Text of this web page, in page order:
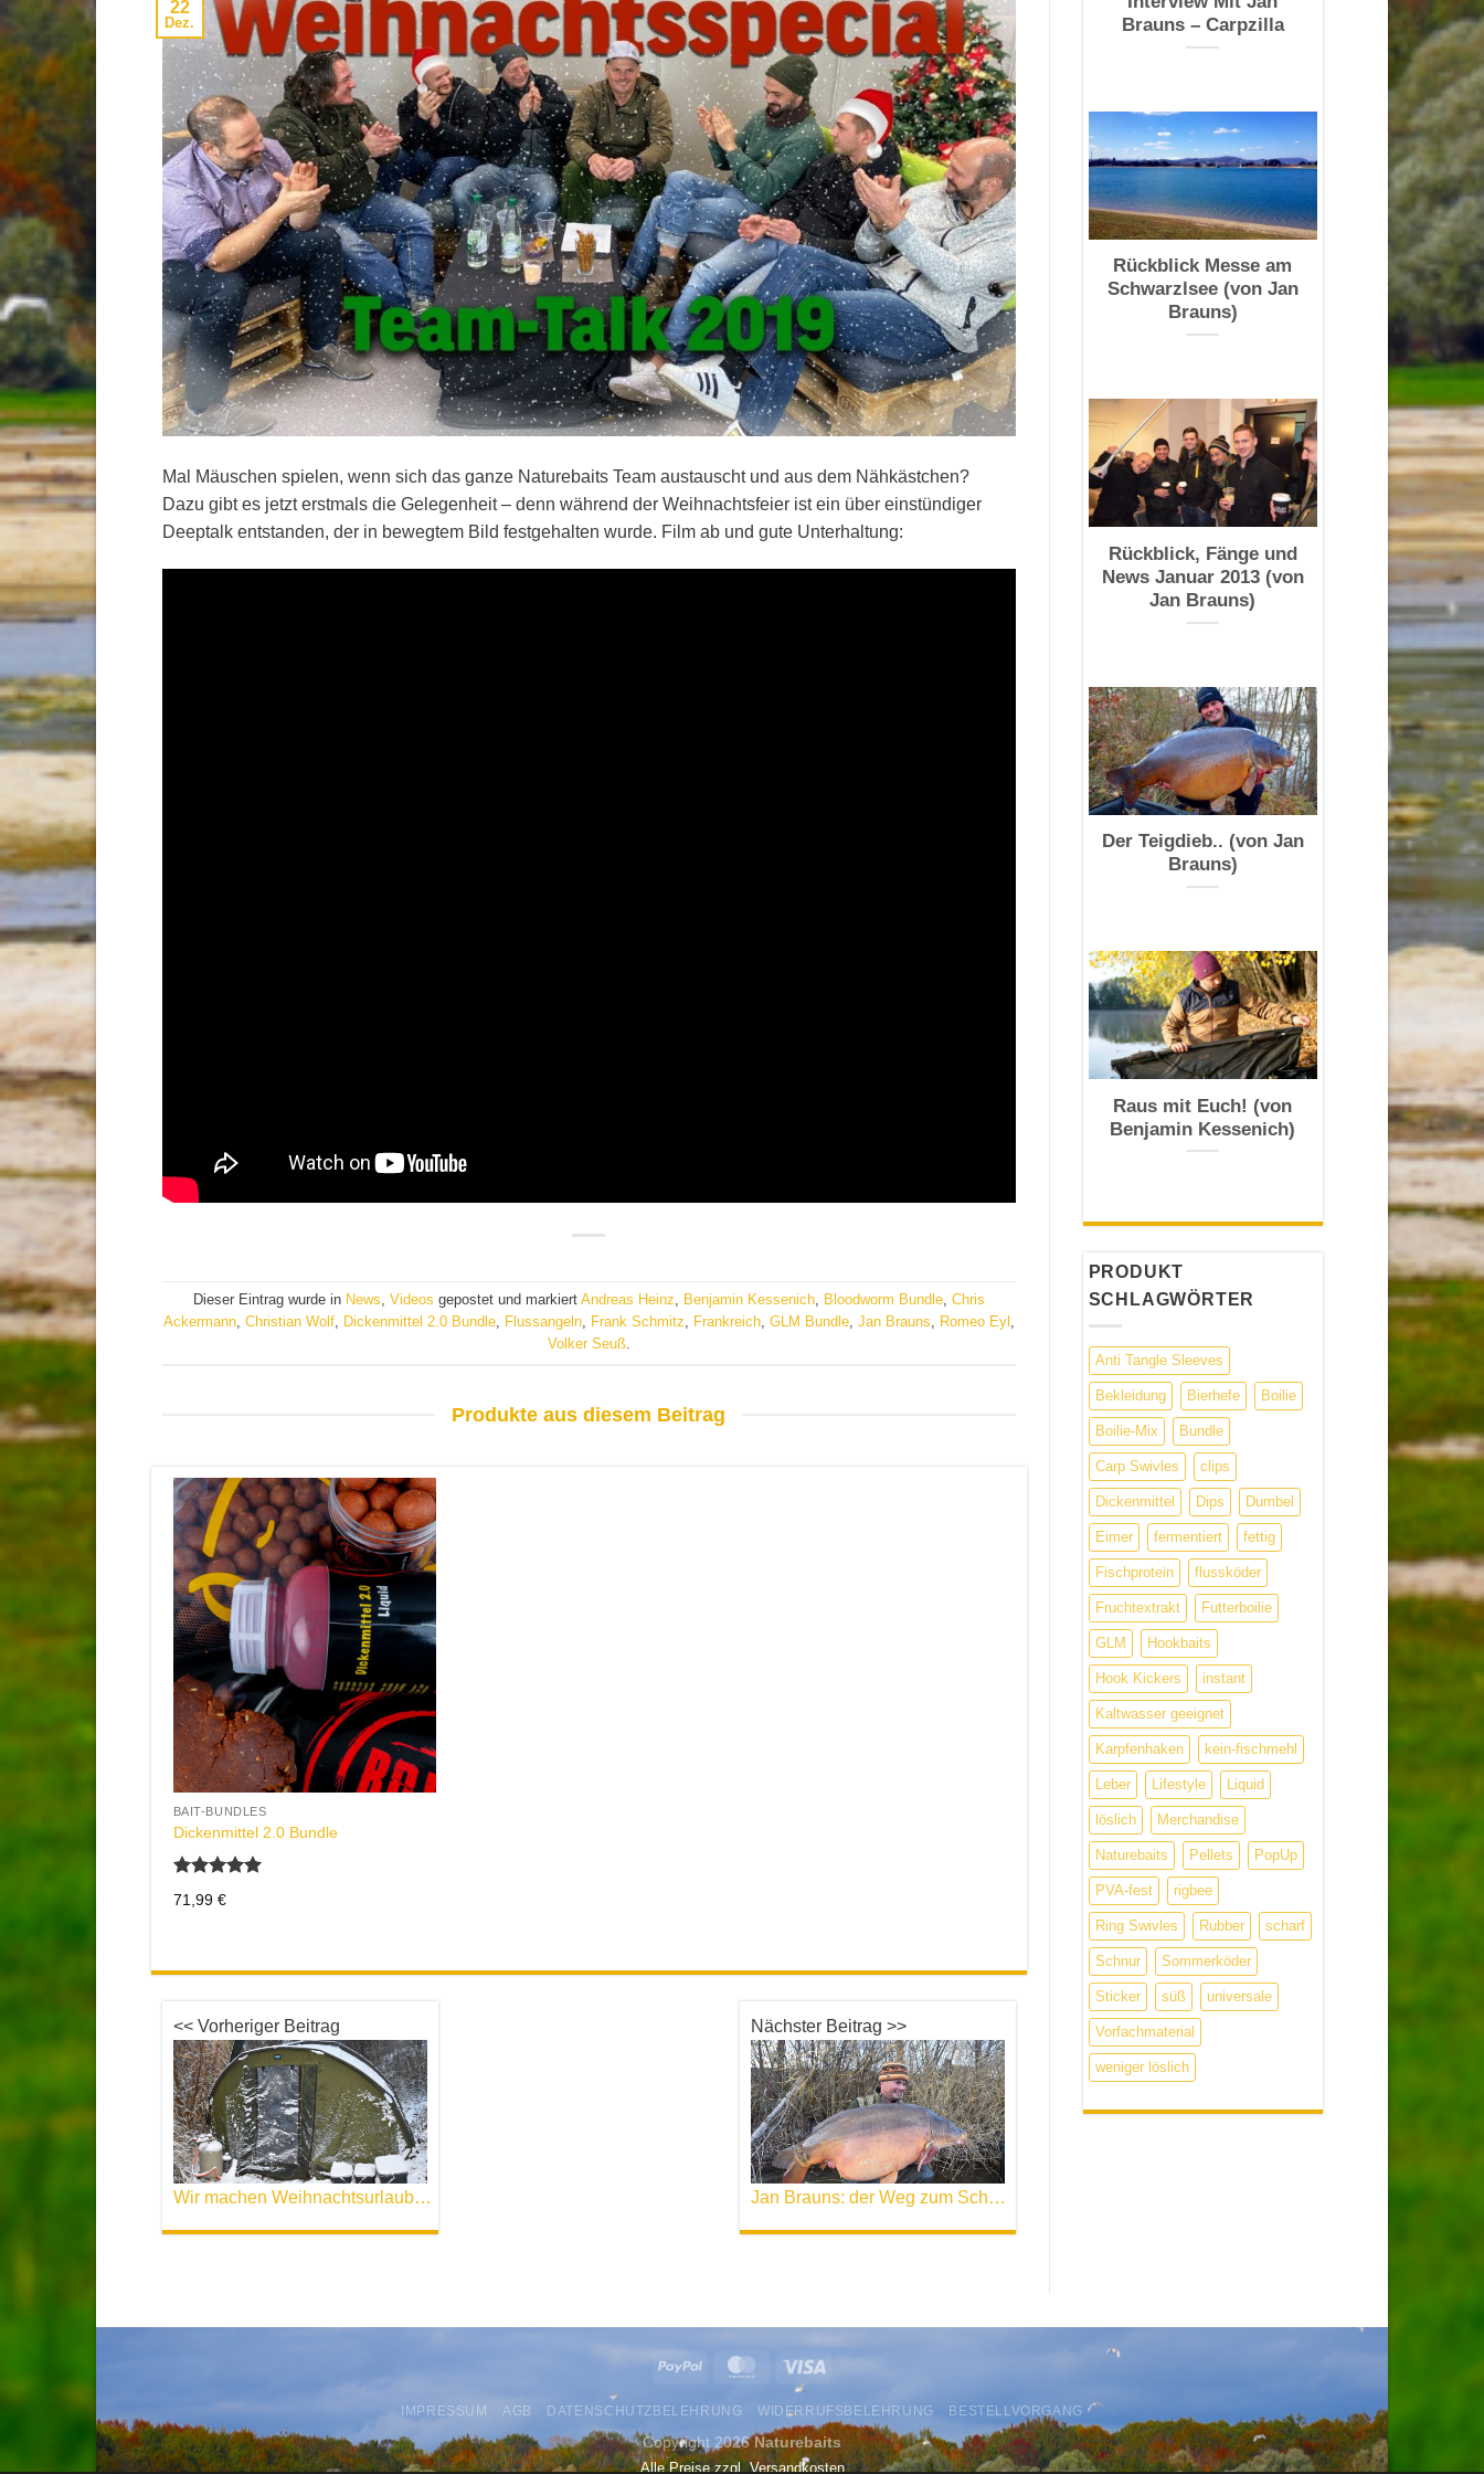
22
Dez.
Mal Mäuschen spielen, wenn sich das ganze Naturebaits Team austauscht und aus dem Nähkästchen?
Dazu gibt es jetzt erstmals die Gelegenheit – denn während der Weihnachtsfeier ist ein über einstündiger
Deeptalk entstanden, der in bewegtem Bild festgehalten wurde. Film ab und gute Unterhaltung:
Dieser Eintrag wurde in News, Videos gepostet und markiert Andreas Heinz, Benjamin Kessenich, Bloodworm Bundle, Chris
Ackermann, Christian Wolf, Dickenmittel 2.0 Bundle, Flussangeln, Frank Schmitz, Frankreich, GLM Bundle, Jan Brauns, Romeo Eyl ,
Volker Seuß.
Produkte aus diesem Beitrag
+
BAIT-BUNDLES
Dickenmittel 2.0 Bundle
Bewertet
mit5.00
71,99 €
<< Vorheriger Beitrag
Wir machen Weihnachtsurlaub: Kein Versand zwischen 23.12. und 05.01.2020
Nächster Beitrag >>
Jan Brauns: der Weg zum Schneekarpfen
Brauns – Carpzilla
Rückblick Messe am
Schwarzlsee (von Jan
Brauns)
Rückblick, Fänge und
News Januar 2013 (von
Jan Brauns)
Der Teigdieb.. (von Jan
Brauns)
Raus mit Euch! (von
Benjamin Kessenich)
PRODUKT
SCHLAGWÖRTER
Anti Tangle Sleeves
Bekleidung Bierhefe Boilie
Boilie-Mix Bundle
Carp Swivles clips
Dickenmittel Dips Dumbel
Eimer fermentiert fettig
Fischprotein flussköder
Fruchtextrakt Futterboilie
GLM Hookbaits
Hook Kickers instant
Kaltwasser geeignet
Karpfenhaken kein-fischmehl
Leber Lifestyle Liquid
löslich Merchandise
Naturebaits Pellets PopUp
PVA-fest rigbee
Ring Swivles Rubber scharf
Schnur Sommerköder
Sticker süß universale
Vorfachmaterial
weniger löslich
IMPRESSUM AGB DATENSCHUTZBELEHRUNG WIDERRUFSBELEHRUNG BESTELLVORGANG
Copyright 2026Naturebaits
Alle Preise zzgl. Versandkosten